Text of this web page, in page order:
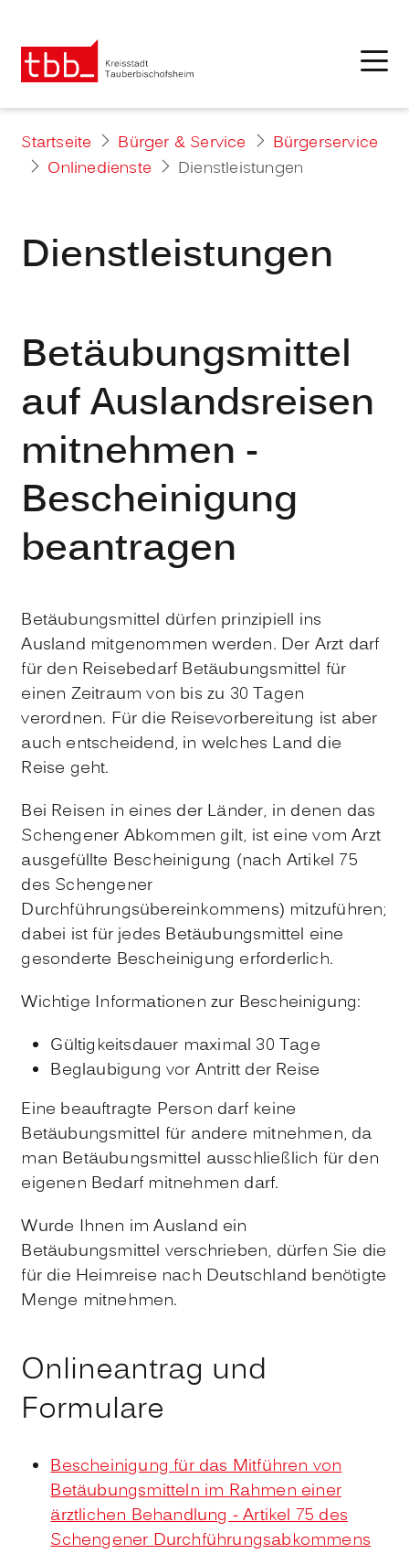
Startseite Bürger & Service
Bürgerservice
Onlinedienste
Dienstleistungen
Dienstleistungen
Betäubungsmittel
auf Auslandsreisen
mitnehmen -
Bescheinigung
beantragen
Betäubungsmittel dürfen prinzipiell ins
Ausland mitgenommen werden. Der Arzt darf
für den Reisebedarf Betäubungsmittel für
einen Zeitraum von bis zu 30 Tagen
verordnen. Für die Reisevorbereitung ist aber
auch entscheidend, in welches Land die
Reise geht.
Bei Reisen in eines der Länder, in denen das
Schengener Abkommen gilt, ist eine vom Arzt
ausgefüllte Bescheinigung (nach Artikel 75
des Schengener
Durchführungsübereinkommens) mitzuführen;
dabei ist für jedes Betäubungsmittel eine
gesonderte Bescheinigung erforderlich.
Wichtige Informationen zur Bescheinigung:
Gültigkeitsdauer maximal 30 Tage
Beglaubigung vor Antritt der Reise
Eine beauftragte Person darf keine
Betäubungsmittel für andere mitnehmen, da
man Betäubungsmittel ausschließlich für den
eigenen Bedarf mitnehmen darf.
Wurde Ihnen im Ausland ein
Betäubungsmittel verschrieben, dürfen Sie die
für die Heimreise nach Deutschland benötigte
Menge mitnehmen.
Onlineantrag und
Formulare
Bescheinigung für das Mitführen von
Betäubungsmitteln im Rahmen einer
ärztlichen Behandlung - Artikel 75 des
Schengener Durchführungsabkommens